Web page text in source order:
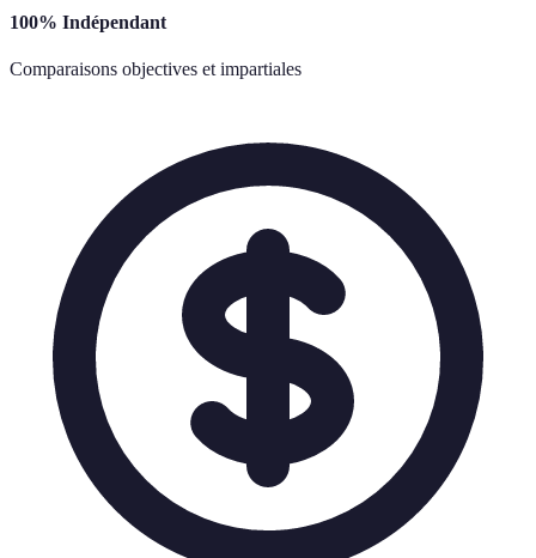
100% Indépendant
Comparaisons objectives et impartiales